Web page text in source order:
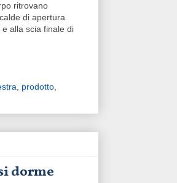
ritrovano
di apertura
alla scia finale di
, prodotto,
dorme